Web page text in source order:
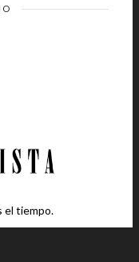
el tiempo.